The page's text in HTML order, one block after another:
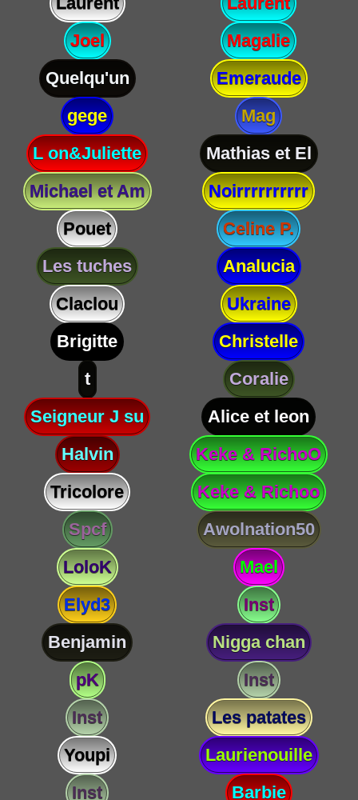
Joel
Magalie
Quelqu'un
Emeraude
gege
Mag
L on&Juliette
Mathias et El
Michael et Am
Noirrrrrrrrrr
Pouet
Celine P.
Les tuches
Analucia
Claclou
Ukraine
Brigitte
Christelle
t
Coralie
Seigneur J su
Alice et leon
Halvin
Keke & RichoO
Tricolore
Keke & Richoo
Spcf
Awolnation50
LoloK
Mael
Elyd3
Inst
Benjamin
Nigga chan
pK
Inst
Inst
Les patates
Youpi
Laurienouille
Inst
Barbie